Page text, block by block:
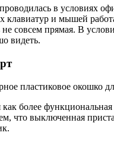
в условиях
клавиатур и мышей
совсем прямая. В
видеть.
пластиковое окошко
более
что выключенная